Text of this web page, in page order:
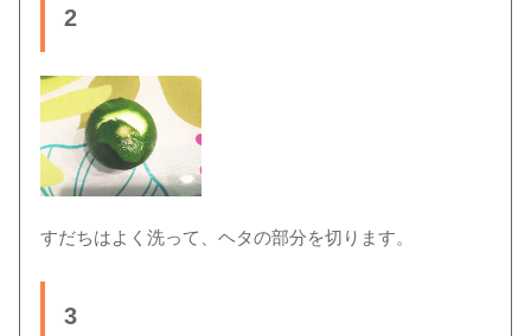
2
すだちはよく洗って、ヘタの部分を切ります。
3